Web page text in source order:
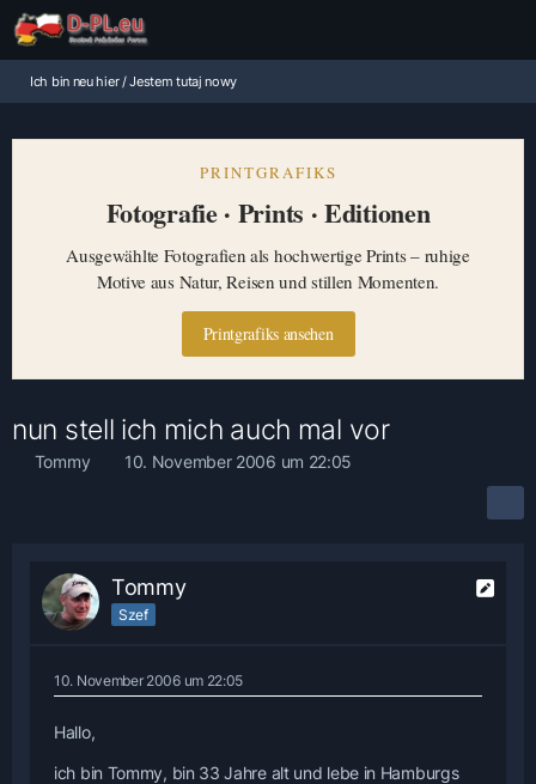
Ich bin neu hier / Jestem tutaj nowy
PRINTGRAFIKS
Fotografie · Prints · Editionen
Ausgewählte Fotografien als hochwertige Prints – ruhige
Motive aus Natur, Reisen und stillen Momenten.
Printgrafiks ansehen
nun stell ich mich auch mal vor
Tommy 10. November 2006 um 22:05
Tommy
Szef
10. November 2006 um 22:05
Hallo,
ich bin Tommy, bin 33 Jahre alt und lebe in Hamburgs